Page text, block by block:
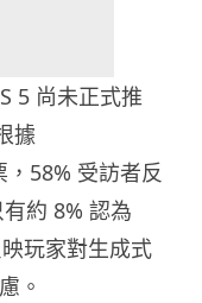
5 尚未正式推
據
58% 受訪者反
約 8% 認為
玩家對生成式
。